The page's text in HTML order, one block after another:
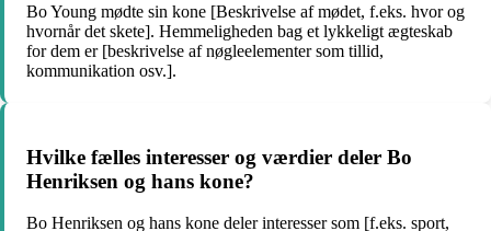
Bo Young mødte sin kone [Beskrivelse af mødet, f.eks. hvor og
hvornår det skete]. Hemmeligheden bag et lykkeligt ægteskab
for dem er [beskrivelse af nøgleelementer som tillid,
kommunikation osv.].
Hvilke fælles interesser og værdier deler Bo
Henriksen og hans kone?
Bo Henriksen og hans kone deler interesser som [f.eks. sport,